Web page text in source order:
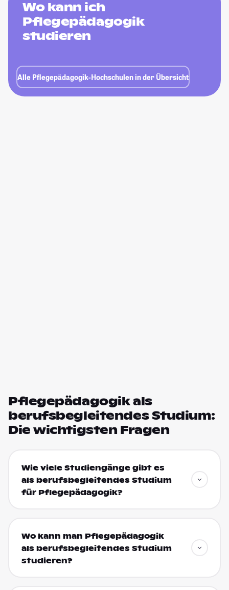
Wo kann ich
Pflegepädagogik
studieren
Alle Pflegepädagogik-Hochschulen in der Übersicht
Pflegepädagogik als
berufsbegleitendes Studium:
Die wichtigsten Fragen
Wie viele Studiengänge gibt es
als berufsbegleitendes Studium
für Pflegepädagogik?
Wo kann man Pflegepädagogik
als berufsbegleitendes Studium
studieren?